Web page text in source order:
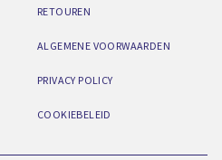
RETOUREN
ALGEMENE VOORWAARDEN
PRIVACY POLICY
COOKIEBELEID